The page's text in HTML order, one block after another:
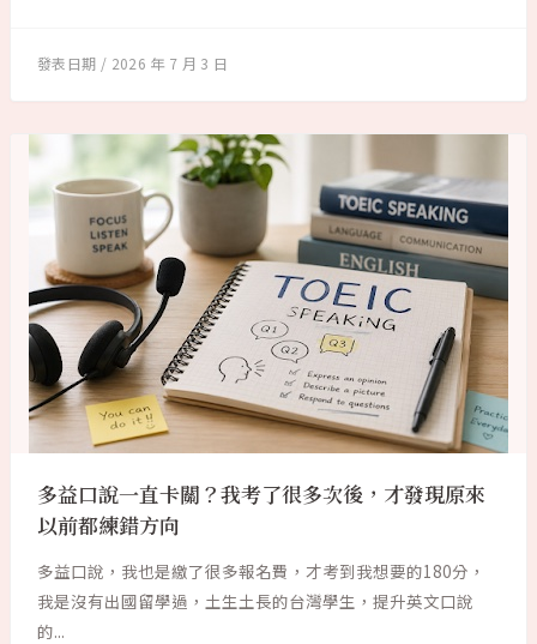
2026 年 7 月 3 日
多益口說一直卡關？我考了很多次後，才發現原來
以前都練錯方向
多益口說，我也是繳了很多報名費，才考到我想要的180分，
我是沒有出國留學過，土生土長的台灣學生，提升英文口說
的...